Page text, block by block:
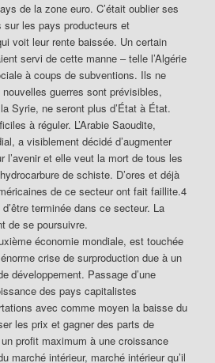
de la zone euro. C’était oublier ses
les pays producteurs et
voit leur rente baissée. Un certain
servi de cette manne – telle l’Algérie
à coups de subventions. Ils ne
guerres sont prévisibles,
Syrie, ne seront plus d’État à État.
à réguler. L’Arabie Saoudite,
a visiblement décidé d’augmenter
l’avenir et elle veut la mort de tous les
de schiste. D’ores et déjà
de ce secteur ont fait faillite.4
terminée dans ce secteur. La
de se poursuivre.
économie mondiale, est touchée
crise de surproduction due à un
développement. Passage d’une
des pays capitalistes
avec comme moyen la baisse du
les prix et gagner des parts de
profit maximum à une croissance
marché intérieur, marché intérieur qu’il